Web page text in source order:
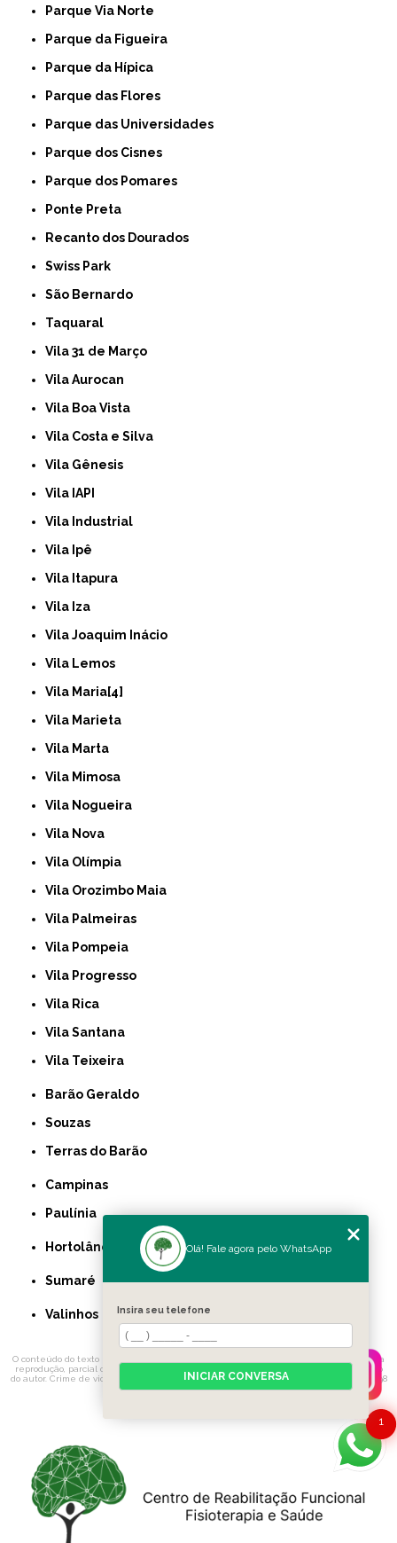
Parque Via Norte
Parque da Figueira
Parque da Hípica
Parque das Flores
Parque das Universidades
Parque dos Cisnes
Parque dos Pomares
Ponte Preta
Recanto dos Dourados
Swiss Park
São Bernardo
Taquaral
Vila 31 de Março
Vila Aurocan
Vila Boa Vista
Vila Costa e Silva
Vila Gênesis
Vila IAPI
Vila Industrial
Vila Ipê
Vila Itapura
Vila Iza
Vila Joaquim Inácio
Vila Lemos
Vila Maria[4]
Vila Marieta
Vila Marta
Vila Mimosa
Vila Nogueira
Vila Nova
Vila Olímpia
Vila Orozimbo Maia
Vila Palmeiras
Vila Pompeia
Vila Progresso
Vila Rica
Vila Santana
Vila Teixeira
Barão Geraldo
Souzas
Terras do Barão
Campinas
Paulínia
Hortolândia
Sumaré
Valinhos
O conteúdo do texto "
" é de direito reservado. Sua
reprodução, parcial ou total, mesmo citando nossos links, é proibida sem a autorização
do autor. Crime de violação de direito autoral – artigo 184 do Código Penal –
Lei 9610/98
- Lei de direitos autorais.
1
Olá! Fale agora pelo WhatsApp
Insira seu telefone
INICIAR CONVERSA